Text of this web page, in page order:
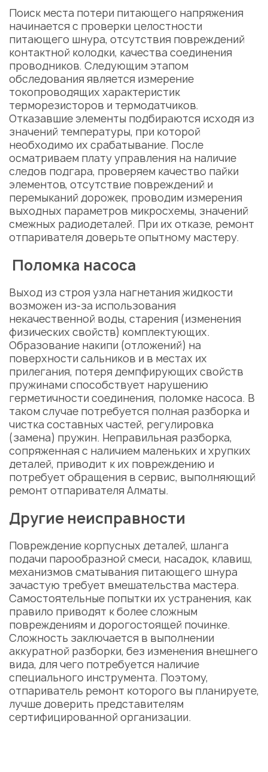
Поиск места потери питающего напряжения
начинается с проверки целостности
питающего шнура, отсутствия повреждений
контактной колодки, качества соединения
проводников. Следующим этапом
обследования является измерение
токопроводящих характеристик
терморезисторов и термодатчиков.
Отказавшие элементы подбираются исходя из
значений температуры, при которой
необходимо их срабатывание. После
осматриваем плату управления на наличие
следов подгара, проверяем качество пайки
элементов, отсутствие повреждений и
перемыканий дорожек, проводим измерения
выходных параметров микросхемы, значений
смежных радиодеталей. При их отказе, ремонт
отпаривателя доверьте опытному мастеру.
Поломка насоса
Выход из строя узла нагнетания жидкости
возможен из-за использования
некачественной воды, старения (изменения
физических свойств) комплектующих.
Образование накипи (отложений) на
поверхности сальников и в местах их
прилегания, потеря демпфирующих свойств
пружинами способствует нарушению
герметичности соединения, поломке насоса. В
таком случае потребуется полная разборка и
чистка составных частей, регулировка
(замена) пружин. Неправильная разборка,
сопряженная с наличием маленьких и хрупких
деталей, приводит к их повреждению и
потребует обращения в сервис, выполняющий
ремонт отпаривателя Алматы.
Другие неисправности
Повреждение корпусных деталей, шланга
подачи парообразной смеси, насадок, клавиш,
механизмов сматывания питающего шнура
зачастую требует вмешательства мастера.
Самостоятельные попытки их устранения, как
правило приводят к более сложным
повреждениям и дорогостоящей починке.
Сложность заключается в выполнении
аккуратной разборки, без изменения внешнего
вида, для чего потребуется наличие
специального инструмента. Поэтому,
отпариватель ремонт которого вы планируете,
лучше доверить представителям
сертифицированной организации.